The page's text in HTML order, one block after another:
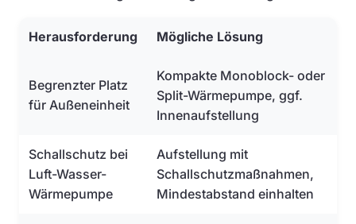
Herausforderung Mögliche Lösung
Begrenzter Platz
für Außeneinheit
Kompakte Monoblock- oder
Split-Wärmepumpe, ggf.
Innenaufstellung
Schallschutz bei
Luft-Wasser-
Wärmepumpe
Aufstellung mit
Schallschutzmaßnahmen,
Mindestabstand einhalten